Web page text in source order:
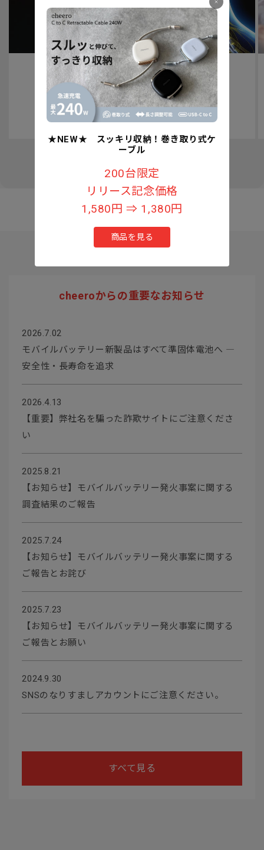
認知症予防への取り組みについて
★NEW★ スッキリ収納！巻き取り式ケ
ーブル
200台限定
リリース記念価格
1,580円 ⇒ 1,380円
商品を見る
cheeroからの重要なお知らせ
2026.7.02
モバイルバッテリー新製品はすべて準固体電池へ ―
安全性・長寿命を追求
2026.4.13
【重要】弊社名を騙った詐欺サイトにご注意くださ
い
2025.8.21
【お知らせ】モバイルバッテリー発火事案に関する
調査結果のご報告
2025.7.24
【お知らせ】モバイルバッテリー発火事案に関する
ご報告とお詫び
2025.7.23
【お知らせ】モバイルバッテリー発火事案に関する
ご報告とお願い
2024.9.30
SNSのなりすましアカウントにご注意ください。
すべて見る